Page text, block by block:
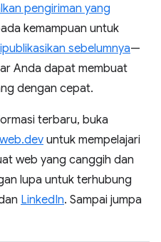
pengiriman yang
kemampuan untuk
sebelumnya—
Anda dapat membuat
dengan cepat.
terbaru, buka
web.dev untuk mempelajari
web yang canggih dan
lupa untuk terhubung
LinkedIn. Sampai jumpa